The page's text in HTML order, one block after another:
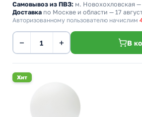
Самовывоз из ПВЗ: м. Новохохловская —
Доставка по Москве и области — 17
Авторизованному пользователю начислим
− + В
Хит